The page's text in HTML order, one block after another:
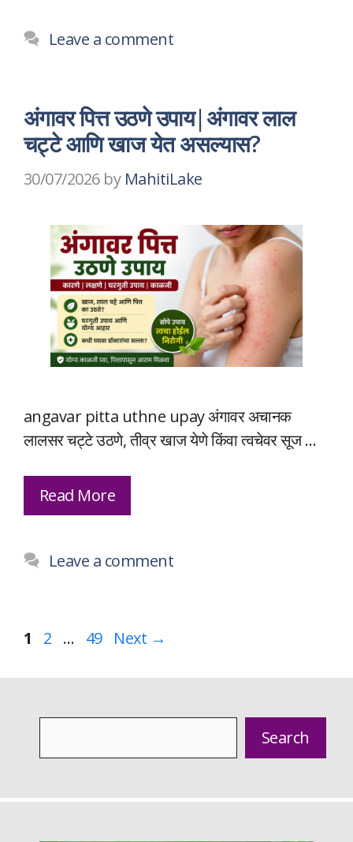
Leave a comment
अंगावर पित्त उठणे उपाय|अंगावर लाल
चट्टे आणि खाज येत असल्यास?
30/07/2026 by MahitiLake
angavar pitta uthne upay अंगावर अचानक
लालसर चट्टे उठणे, तीव्र खाज येणे किंवा त्वचेवर सूज …
Read More
Leave a comment
Page
1 Page
2 … Page
49 Next →
Search